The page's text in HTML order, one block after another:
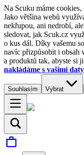
Na Scuku máme
Jako většina webů
nekřupou, ani nedrobí,
sledovat, jak Scuk.cz
o kus dál. Díky vašemu
navíc přizpůsobit i obsah
a produktů tak, abyste si
nakládáme s vašimi
Souhlasím Vybrat